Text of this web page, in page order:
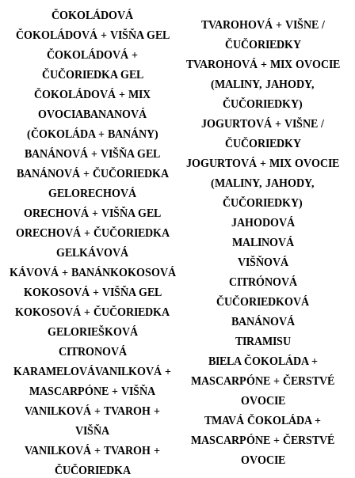
ČOKOLÁDOVÁ
ČOKOLÁDOVÁ + VIŠŇA GEL
ČOKOLÁDOVÁ +
ČUČORIEDKA GEL
ČOKOLÁDOVÁ + MIX
OVOCIABANANOVÁ
(ČOKOLÁDA + BANÁNY)
BANÁNOVÁ + VIŠŇA GEL
BANÁNOVÁ + ČUČORIEDKA
GELORECHOVÁ
ORECHOVÁ + VIŠŇA GEL
ORECHOVÁ + ČUČORIEDKA
GELKÁVOVÁ
KÁVOVÁ + BANÁNKOKOSOVÁ
KOKOSOVÁ + VIŠŇA GEL
KOKOSOVÁ + ČUČORIEDKA
GELORIEŠKOVÁ
CITRONOVÁ
KARAMELOVÁVANILKOVÁ +
MASCARPÓNE + VIŠŇA
VANILKOVÁ + TVAROH +
VIŠŇA
VANILKOVÁ + TVAROH +
ČUČORIEDKA
TVAROHOVÁ + VIŠNE /
ČUČORIEDKY
TVAROHOVÁ + MIX OVOCIE
(MALINY, JAHODY,
ČUČORIEDKY)
JOGURTOVÁ + VIŠNE /
ČUČORIEDKY
JOGURTOVÁ + MIX OVOCIE
(MALINY, JAHODY,
ČUČORIEDKY)
JAHODOVÁ
MALINOVÁ
VIŠŇOVÁ
CITRÓNOVÁ
ČUČORIEDKOVÁ
BANÁNOVÁ
TIRAMISU
BIELA ČOKOLÁDA +
MASCARPÓNE + ČERSTVÉ
OVOCIE
TMAVÁ ČOKOLÁDA +
MASCARPÓNE + ČERSTVÉ
OVOCIE